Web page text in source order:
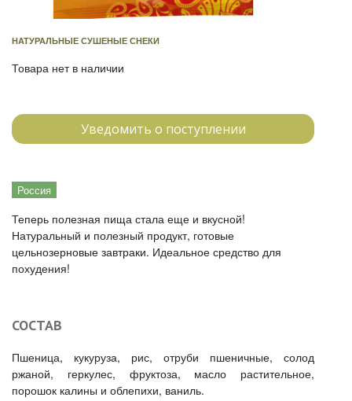
НАТУРАЛЬНЫЕ СУШЕНЫЕ СНЕКИ
Товара нет в наличии
Уведомить о поступлении
Россия
Теперь полезная пища стала еще и вкусной!
Натуральный и полезный продукт, готовые
цельнозерновые завтраки. Идеальное средство для
похудения!
СОСТАВ
Пшеница, кукуруза, рис, отруби пшеничные, солод
ржаной, геркулес, фруктоза, масло растительное,
порошок калины и облепихи, ваниль.